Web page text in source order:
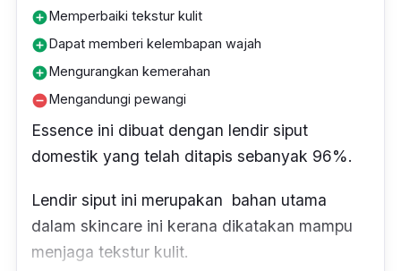
add_circleMemperbaiki tekstur kulit
add_circleDapat memberi kelembapan wajah
add_circleMengurangkan kemerahan
remove_circleMengandungi pewangi
Essence ini dibuat dengan lendir siput
domestik yang telah ditapis sebanyak 96%.
Lendir siput ini merupakan bahan utama
dalam skincare ini kerana dikatakan mampu
menjaga tekstur kulit.